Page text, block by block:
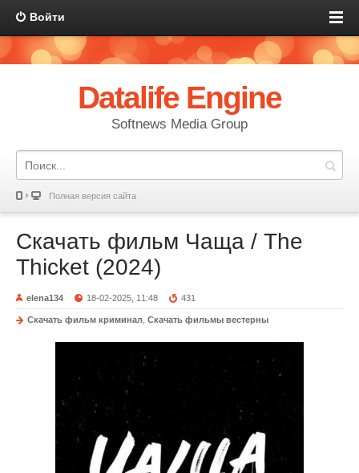
Войти
Datalife Engine
Softnews Media Group
Полная версия сайта
Скачать фильм Чаща / The
Thicket (2024)
elena134 18-02-2025, 11:48 431
Скачать фильм криминал Скачать фильмы вестерны